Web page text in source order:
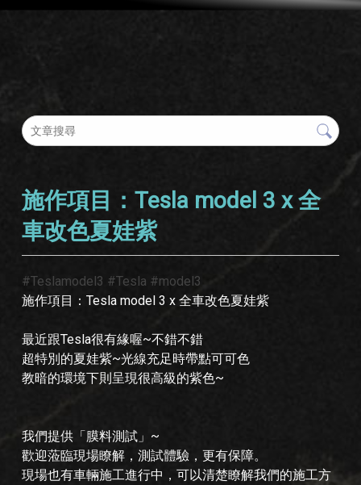
施作項目：Tesla model 3 x 全
車改色夏娃紫
#Teslamodel3 #Tesla #model3
施作項目：Tesla model 3 x 全車改色夏娃紫
最近跟Tesla很有緣喔~不錯不錯
超特別的夏娃紫~光線充足時帶點可可色
教暗的環境下則呈現很高級的紫色~
我們提供「膜料測試」~
歡迎蒞臨現場瞭解，測試體驗，更有保障。
現場也有車輛施工進行中，可以清楚瞭解我們的施工方